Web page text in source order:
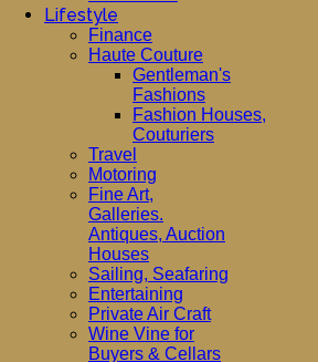
Lifestyle
Finance
Haute Couture
Gentleman's
Fashions
Fashion Houses,
Couturiers
Travel
Motoring
Fine Art,
Galleries.
Antiques, Auction
Houses
Sailing, Seafaring
Entertaining
Private Air Craft
Wine Vine for
Buyers & Cellars